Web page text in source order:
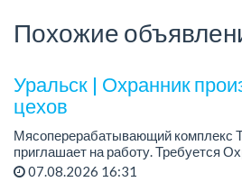
Похожие
Уральск | Охранник
цехов
Мясоперерабатывающий комплекс
приглашает на работу. Требуется
производственных цехов....
07.08.2026 16:31